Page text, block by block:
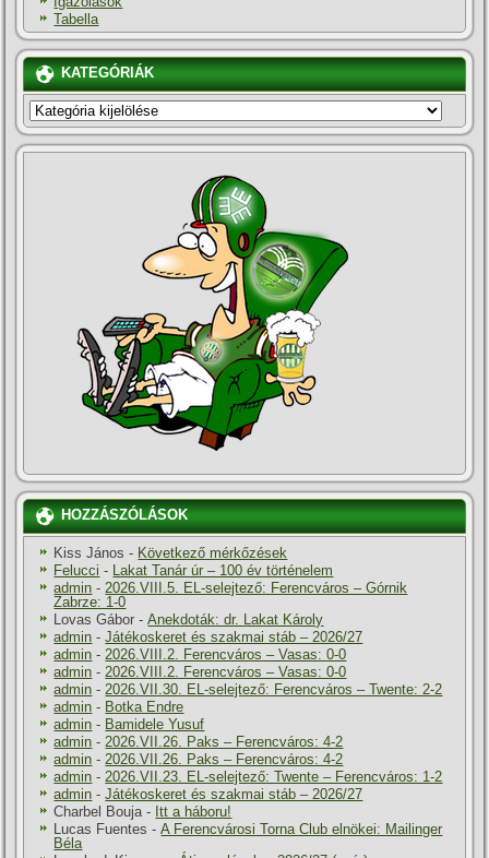
Tabella
KATEGÓRIÁK
KATEGÓRIÁK
HOZZÁSZÓLÁSOK
Kiss János - Következő mérkőzések
Felucci -
Lakat Tanár úr – 100 év történelem
admin - 2026.VIII.5. EL-selejtező: Ferencváros – Górnik
Zabrze: 1-0
Lovas Gábor -Anekdoták: dr. Lakat Károly
admin -Játékoskeret és szakmai stáb – 2026/27
admin - 2026.VIII.2. Ferencváros – Vasas: 0-0
admin - 2026.VIII.2. Ferencváros – Vasas: 0-0
admin - 2026.VII.30. EL-selejtező: Ferencváros – Twente: 2-2
admin - Botka Endre
admin - Bamidele Yusuf
admin - 2026.VII.26. Paks – Ferencváros: 4-2
admin - 2026.VII.26. Paks – Ferencváros: 4-2
admin - 2026.VII.23. EL-selejtező: Twente – Ferencváros: 1-2
admin -Játékoskeret és szakmai stáb – 2026/27
Charbel Bouja - Itt a háboru!
Lucas Fuentes -A Ferencvárosi Torna Club elnökei: Mailinger
Béla